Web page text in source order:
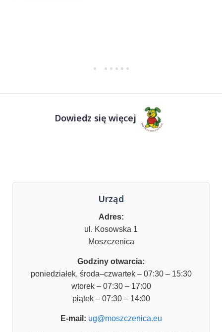
Dowiedz się więcej
Urząd
Adres:
ul. Kosowska 1
Moszczenica
Godziny otwarcia:
poniedziałek, środa–czwartek – 07:30 – 15:30
wtorek – 07:30 – 17:00
piątek – 07:30 – 14:00
E-mail: ug@moszczenica.eu